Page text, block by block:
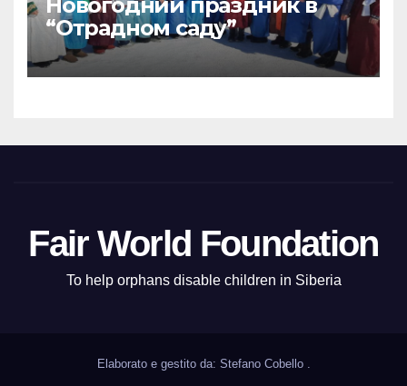
“Отрадном саду”
Fair World Foundation
To help orphans disable children in Siberia
Elaborato e gestito da: Stefano Cobello .